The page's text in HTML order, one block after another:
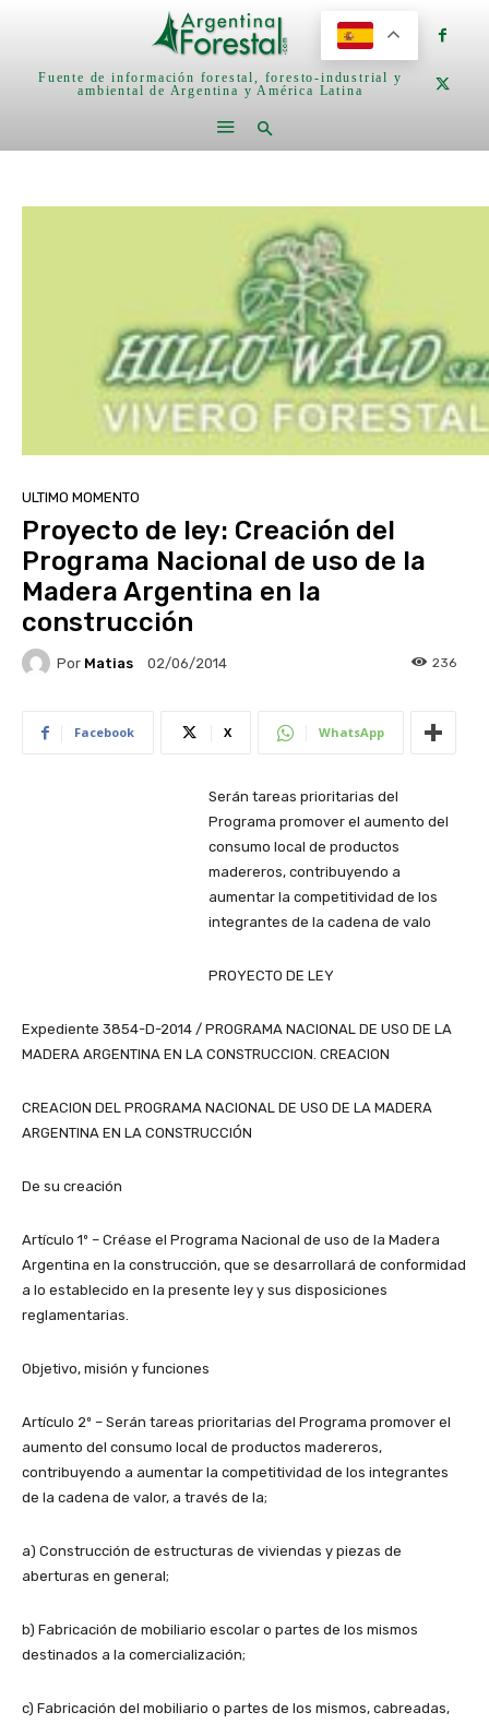
Fuente de información forestal, foresto-industrial y
ambiental de Argentina y América Latina
ULTIMO MOMENTO
Proyecto de ley: Creación del
Programa Nacional de uso de la
Madera Argentina en la
construcción
Por Matias 02/06/2014 236
Facebook X WhatsApp
Serán tareas prioritarias del
Programa promover el aumento del
consumo local de productos
madereros, contribuyendo a
aumentar la competitividad de los
integrantes de la cadena de valo
PROYECTO DE LEY
Expediente 3854-D-2014 / PROGRAMA NACIONAL DE USO DE LA
MADERA ARGENTINA EN LA CONSTRUCCION. CREACION
CREACION DEL PROGRAMA NACIONAL DE USO DE LA MADERA
ARGENTINA EN LA CONSTRUCCIÓN
De su creación
Artículo 1º – Créase el Programa Nacional de uso de la Madera
Argentina en la construcción, que se desarrollará de conformidad
a lo establecido en la presente ley y sus disposiciones
reglamentarias.
Objetivo, misión y funciones
Artículo 2º – Serán tareas prioritarias del Programa promover el
aumento del consumo local de productos madereros,
contribuyendo a aumentar la competitividad de los integrantes
de la cadena de valor, a través de la;
a) Construcción de estructuras de viviendas y piezas de
aberturas en general;
b) Fabricación de mobiliario escolar o partes de los mismos
destinados a la comercialización;
c) Fabricación del mobiliario o partes de los mismos, cabreadas,